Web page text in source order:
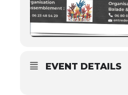
EVENT DETAILS